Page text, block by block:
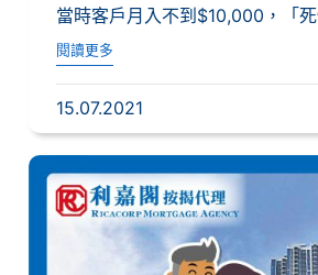
當時客戶月入不到$10,000，「
閱讀更多
15.07.2021